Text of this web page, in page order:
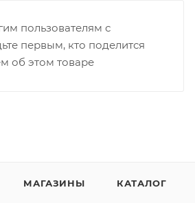
пользователям с
первым, кто поделится
об этом товаре
МАГАЗИНЫ КАТАЛОГ